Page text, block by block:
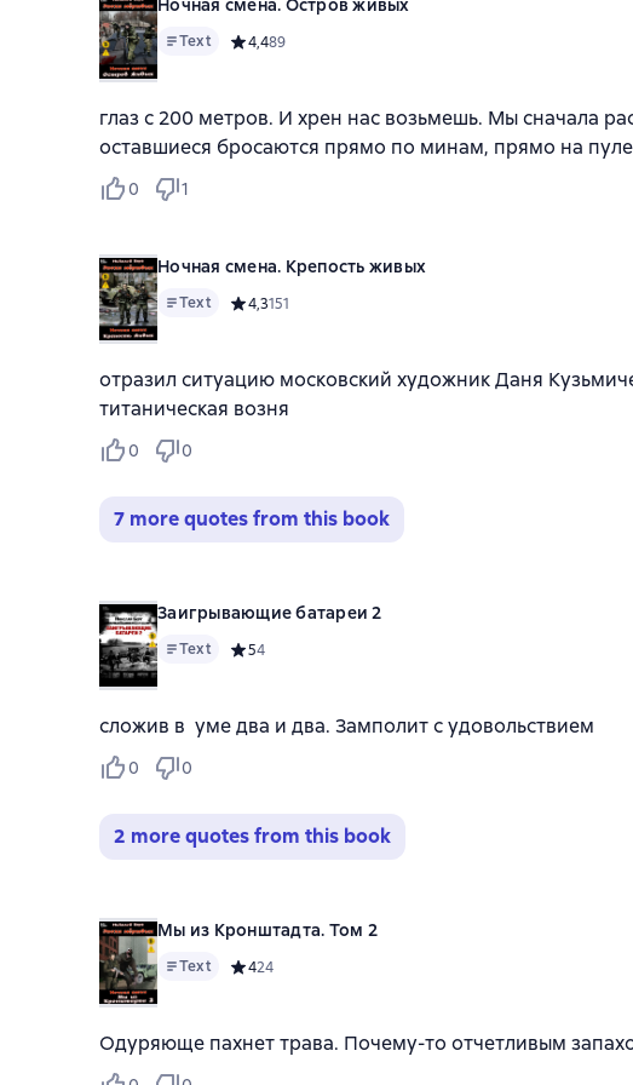
Ночная смена. Остров живых
Text Средний рейтинг 4,4 на основе 89 оценок
4,489
глаз с 200 метров. И хрен нас возьмешь. Мы сначала
оставшиеся бросаются прямо по минам, прямо на
0 1
Ночная смена. Крепость живых
Text Средний рейтинг 4,3 на основе 151 оценок
4,3151
отразил ситуацию московский художник Даня
титаническая возня
0 0
7 more quotes from this book
Заигрывающие батареи 2
Text Средний рейтинг 5 на основе 4 оценок
54
сложив в уме два и два. Замполит с удовольствием
0 0
2 more quotes from this book
Мы из Кронштадта. Том 2
Text Средний рейтинг 4 на основе 24 оценок
424
Одуряюще пахнет трава. Почему-то отчетливым